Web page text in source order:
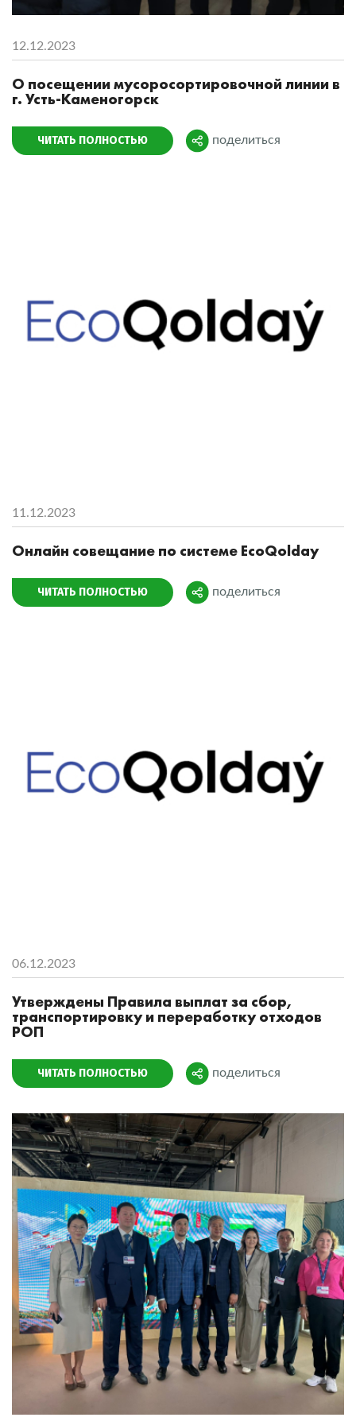
12.12.2023
О посещении мусоросортировочной линии в
г. Усть-Каменогорск
ЧИТАТЬ ПОЛНОСТЬЮ Поделиться
поделиться
11.12.2023
Онлайн совещание по системе EcoQolday
ЧИТАТЬ ПОЛНОСТЬЮ Поделиться
поделиться
06.12.2023
Утверждены Правила выплат за сбор,
транспортировку и переработку отходов
РОП
ЧИТАТЬ ПОЛНОСТЬЮ Поделиться
поделиться